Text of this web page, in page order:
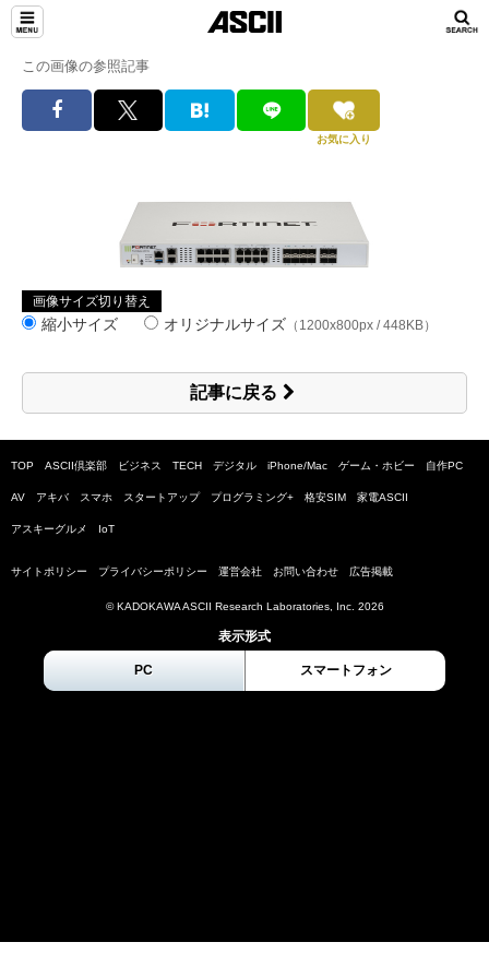
この画像の参照記事
お気に入り
画像サイズ切り替え
縮小サイズ オリジナルサイズ （1200x800px / 448KB）
記事に戻る
TOP ASCII倶楽部 ビジネス TECH デジタル iPhone/Mac ゲーム・ホビー 自作PC
AV アキバ スマホ スタートアップ プログラミング+ 格安SIM 家電ASCII
アスキーグルメ IoT
サイトポリシー プライバシーポリシー 運営会社 お問い合わせ 広告掲載
© KADOKAWA ASCII Research Laboratories, Inc. 2026
表示形式
PC スマートフォン